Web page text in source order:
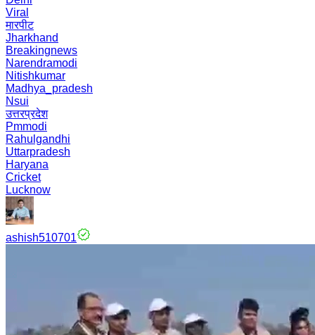
Viral
मारपीट
Jharkhand
Breakingnews
Narendramodi
Nitishkumar
Madhya_pradesh
Nsui
उत्तरप्रदेश
Pmmodi
Rahulgandhi
Uttarpradesh
Haryana
Cricket
Lucknow
ashish510701